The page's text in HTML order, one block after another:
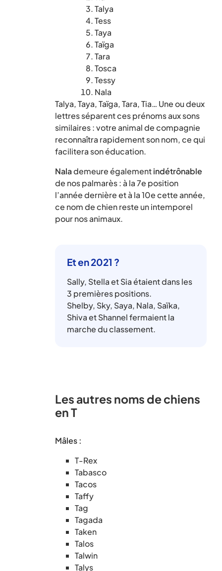
Talya
Tess
Taya
Taïga
Tara
Tosca
Tessy
Nala
Talya, Taya, Taïga, Tara, Tia… Une ou deux
lettres séparent ces prénoms aux sons
similaires : votre animal de compagnie
reconnaîtra rapidement son nom, ce qui
facilitera son éducation.
Nalademeure égalementindétrônable
de nos palmarès : à la 7e position
l’année dernière et à la 10e cette année,
ce nom de chien reste un intemporel
pour nos animaux.
Et en 2021 ?
Sally, Stella et Sia étaient dans les
3 premières positions.
Shelby, Sky, Saya, Nala, Saïka,
Shiva et Shannel fermaient la
marche du classement.
Les autres noms de chiens
en T
Mâles :
T-Rex
Tabasco
Tacos
Taffy
Tag
Tagada
Taken
Talos
Talwin
Talys